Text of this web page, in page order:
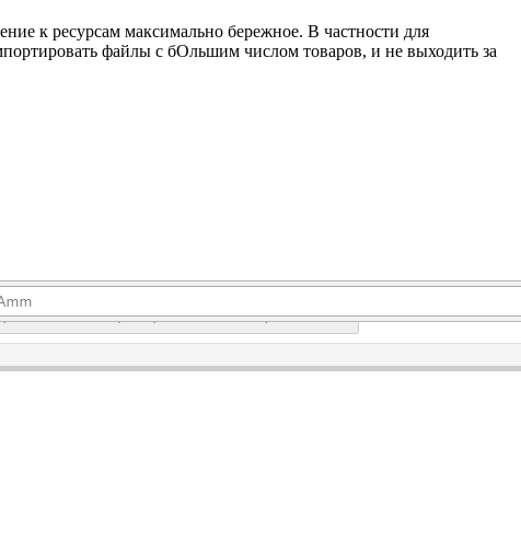
к ресурсам максимально бережное. В частности для
файлы с бОльшим числом товаров, и не выходить за